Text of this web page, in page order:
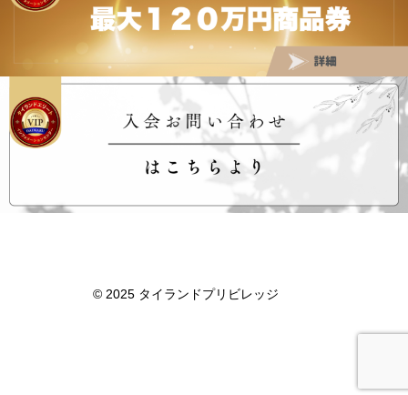
© 2025 タイランドプリビレッジ